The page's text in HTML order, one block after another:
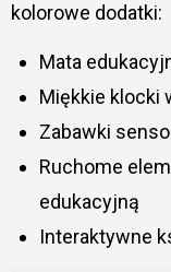
kolorowe dodatki:
Mata
Miękkie klocki
Zabawki
Ruchome
edukacyjną
Interaktywne